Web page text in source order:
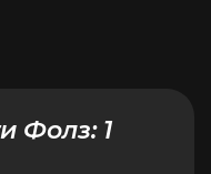
Фолз: 1